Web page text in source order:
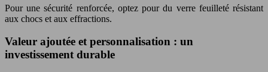
Pour une sécurité renforcée, optez pour du verre feuilleté résistant
aux chocs et aux effractions.
Valeur ajoutée et personnalisation : un
investissement durable